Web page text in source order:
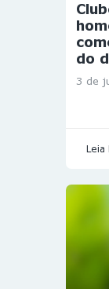
do
3 de
Leia